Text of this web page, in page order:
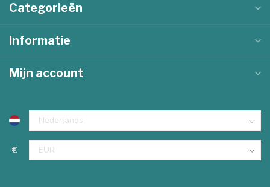
Categorieën
Informatie
Mijn account
€